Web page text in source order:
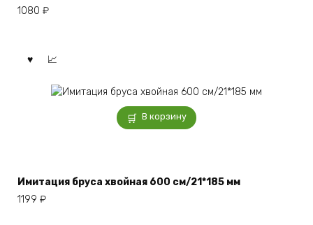
1080 ₽
В корзину
Имитация бруса хвойная 600 см/21*185 мм
1199 ₽